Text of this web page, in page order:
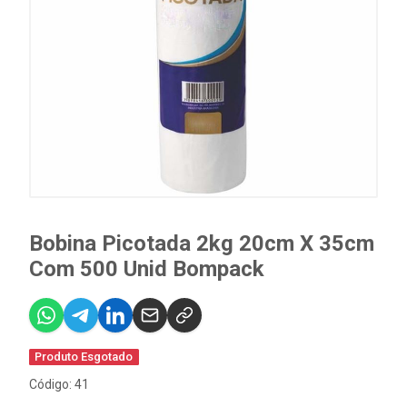
Bobina Picotada 2kg 20cm X 35cm
Com 500 Unid Bompack
Produto Esgotado
Código: 41